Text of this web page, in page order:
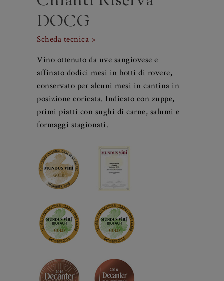
DOCG
Scheda tecnica >
Vino ottenuto da uve sangiovese e
affinato dodici mesi in botti di rovere,
conservato per alcuni mesi in cantina in
posizione coricata. Indicato con zuppe,
primi piatti con sughi di carne, salumi e
formaggi stagionati.